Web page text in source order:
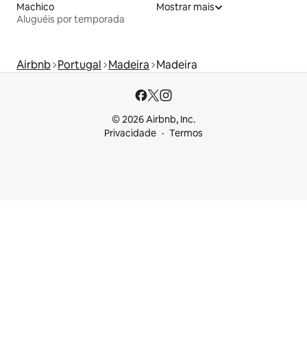
Machico
Aluguéis por temporada
Mostrar mais
Airbnb Portugal Madeira Madeira
© 2026 Airbnb, Inc.
Privacidade
Termos